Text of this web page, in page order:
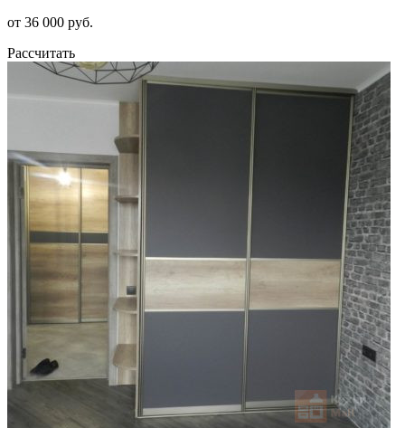
от 36 000 руб.
Рассчитать